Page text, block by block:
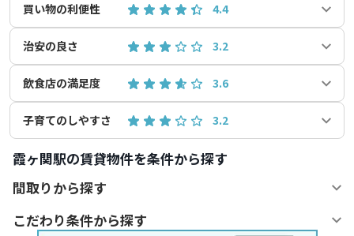
買い物の利便性 4.4
治安の良さ 3.2
飲食店の満足度 3.6
子育てのしやすさ 3.2
霞ヶ関駅の賃貸物件を条件から探す
間取りから探す
こだわり条件から探す